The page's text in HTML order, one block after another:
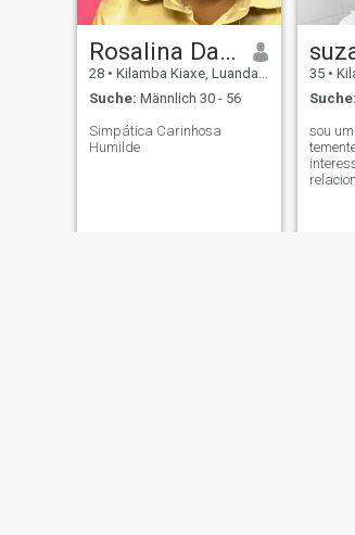
Rosalina Da Costa Filipe
28 • Kilamba Kiaxe, Luanda, Angola
Suche: Männlich 30 - 56
Simpática Carinhosa
Humilde
35 •
Suche:
sou